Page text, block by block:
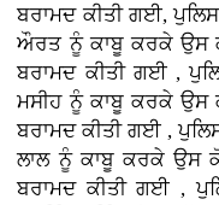
ਬਰਾਮਦ ਕੀਤੀ ਗਈ,
ਔਰਤ ਨੂੰ ਕਾਬੂ ਕਰਕੇ ਉਸ
ਬਰਾਮਦ ਕੀਤੀ ਗਈ ,
ਮਸੀਹ ਨੂੰ ਕਾਬੂ ਕਰਕੇ ਉਸ
ਬਰਾਮਦ ਕੀਤੀ ਗਈ ,
ਲਾਲ ਨੂੰ ਕਾਬੂ ਕਰਕੇ ਉਸ
ਬਰਾਮਦ ਕੀਤੀ ਗਈ ,